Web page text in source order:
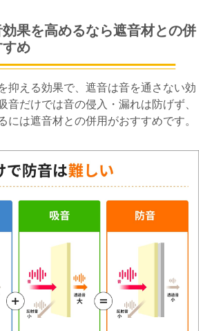
効果を高めるなら遮音材との併
すめ
抑える効果で、遮音は音を通さない効
音だけでは音の侵入・漏れは防げず、
には遮音材との併用がおすすめです。